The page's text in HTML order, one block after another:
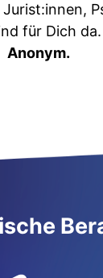
Jurist:innen,
für Dich da.
Anonym.